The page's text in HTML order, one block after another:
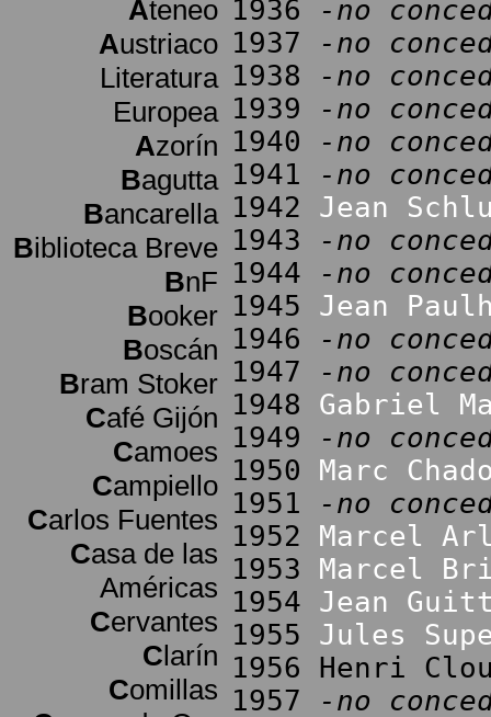
Ateneo
Austriaco
Literatura
Europea
Azorín
Bagutta
Bancarella
Biblioteca Breve
BnF
Booker
Boscán
Bram Stoker
Café Gijón
Camoes
Campiello
Carlos Fuentes
Casa de las
Américas
Cervantes
Clarín
Comillas
1936
-no
1937
-no
1938
-no
1939
-no
1940
-no
1941
-no
1942 Jean
1943
-no
1944
-no
1945 Jean
1946
-no
1947
-no
1948 Gabriel
1949
-no
1950 Marc
1951
-no
1952 Marcel
1953 Marcel
1954 Jean
1955 Jules
1956 Henri
1957
-no